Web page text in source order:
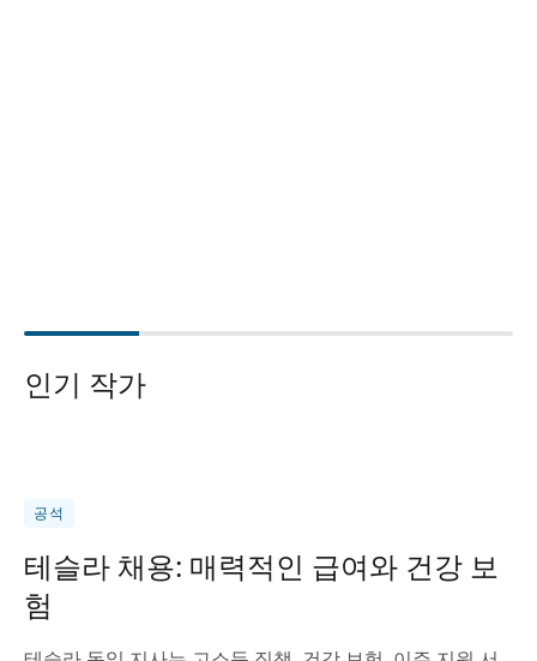
인기 작가
공석
테슬라 채용: 매력적인 급여와 건강 보
험